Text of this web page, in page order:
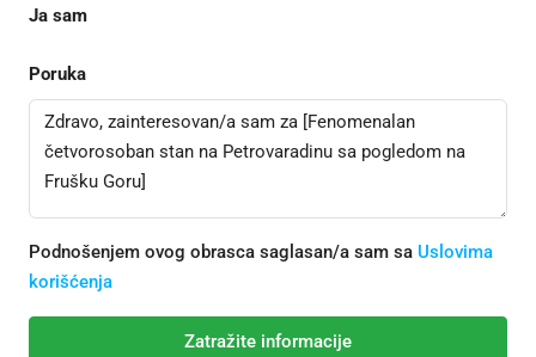
Ja sam
Poruka
Podnošenjem ovog obrasca saglasan/a sam sa Uslovima
korišćenja
Zatražite informacije